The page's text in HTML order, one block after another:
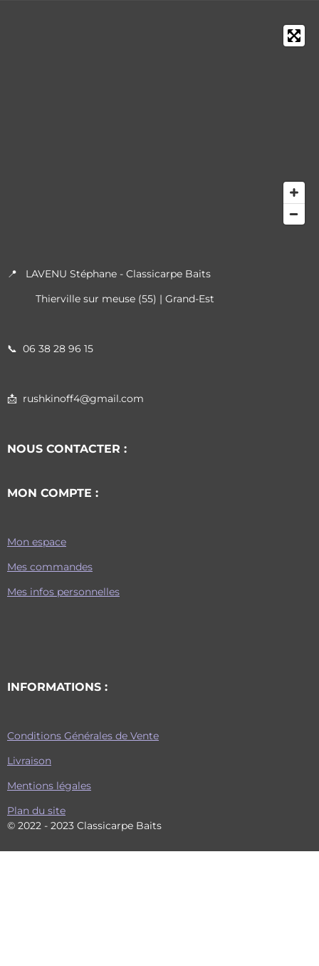
📍 LAVENU Stéphane - Classicarpe Baits
Thierville sur meuse (55) | Grand-Est
📞 06 38 28 96 15
📩 rushkinoff4@gmail.com
NOUS CONTACTER :
MON COMPTE :
Mon espace
Mes commandes
Mes infos personnelles
INFORMATIONS :
Conditions Générales de Vente
Livraison
Mentions légales
Plan du site
© 2022 - 2023 Classicarpe Baits